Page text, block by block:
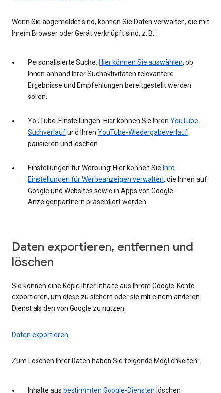
Wenn Sie abgemeldet sind, können Sie Daten verwalten, die mit
Ihrem Browser oder Gerät verknüpft sind, z. B.:
Personalisierte Suche: Hier können Sie auswählen, ob
Ihnen anhand Ihrer Suchaktivitäten relevantere
Ergebnisse und Empfehlungen bereitgestellt werden
sollen.
YouTube-Einstellungen: Hier können Sie Ihren YouTube-
Suchverlaufund Ihren YouTube-Wiedergabeverlauf
pausieren und löschen.
Einstellungen für Werbung: Hier können Sie Ihre
Einstellungen für Werbeanzeigen verwalten, die Ihnen auf
Google und Websites sowie in Apps von Google-
Anzeigenpartnern präsentiert werden.
Daten exportieren, entfernen und
löschen
Sie können eine Kopie Ihrer Inhalte aus Ihrem Google-Konto
exportieren, um diese zu sichern oder sie mit einem anderen
Dienst als den von Google zu nutzen.
Daten exportieren
Zum Löschen Ihrer Daten haben Sie folgende Möglichkeiten:
Inhalte aus bestimmten Google-Diensten löschen